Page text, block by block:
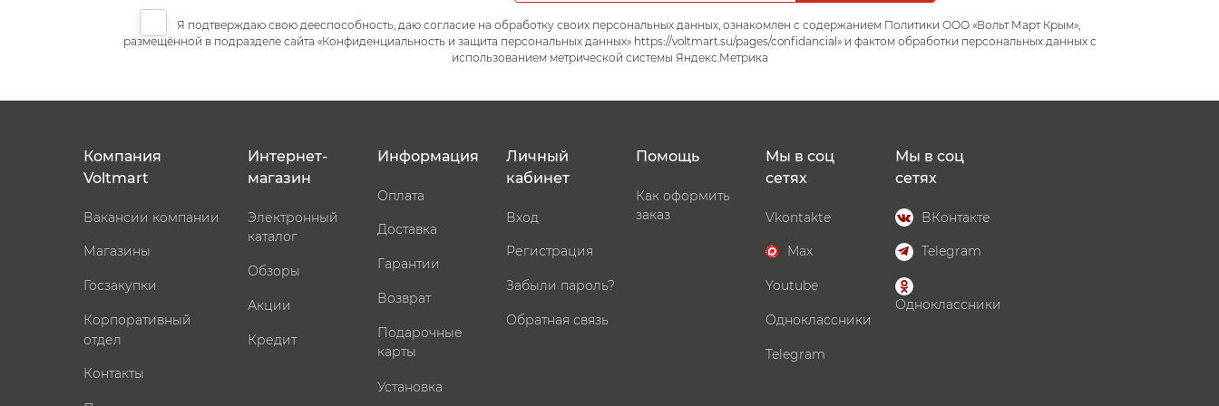
Я подтверждаю свою дееспособность, даю согласие на обработку своих персональных данных, ознакомлен с содержанием Политики ООО «Вольт Март Крым»,
размещённой в подразделе сайта «Конфиденциальность и защита персональных данных» https://voltmart.su/pages/confidancial» и фактом обработки персональных данных с
использованием метрической системы Яндекс.Метрика
Компания
Voltmart
Вакансии компании
Магазины
Госзакупки
Корпоративный
отдел
Контакты
Интернет-
магазин
Электронный
каталог
Обзоры
Акции
Кредит
Информация
Оплата
Доставка
Гарантии
Возврат
Подарочные
карты
Установка
Личный
кабинет
Вход
Регистрация
Забыли пароль?
Обратная связь
Помощь
Как оформить
заказ
Мы в соц
сетях
Vkontakte
Max
Youtube
Одноклассники
Telegram
Мы в соц
сетях
ВКонтакте
Telegram
Одноклассники